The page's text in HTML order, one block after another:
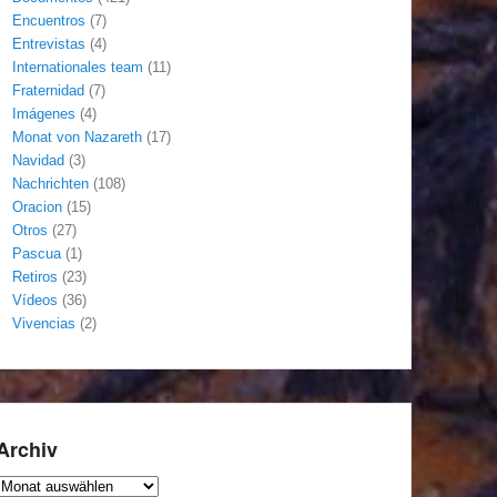
Encuentros (7)
Entrevistas (4)
Internationales team (11)
Fraternidad (7)
Imágenes (4)
Monat von Nazareth (17)
Navidad (3)
Nachrichten (108)
Oracion (15)
Otros (27)
Pascua(1)
Retiros (23)
Vídeos (36)
Vivencias (2)